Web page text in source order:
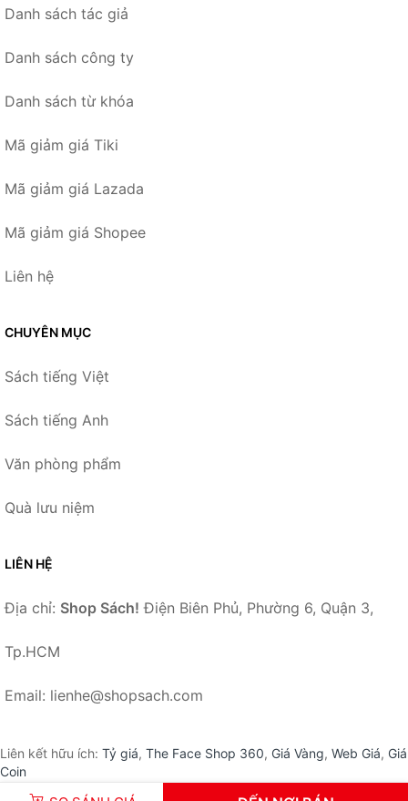
Danh sách tác giả
Danh sách công ty
Danh sách từ khóa
Mã giảm giá Tiki
Mã giảm giá Lazada
Mã giảm giá Shopee
Liên hệ
CHUYÊN MỤC
Sách tiếng Việt
Sách tiếng Anh
Văn phòng phẩm
Quà lưu niệm
LIÊN HỆ
Địa chỉ: Shop Sách! Điện Biên Phủ, Phường 6, Quận 3,
Tp.HCM
Email: lienhe@shopsach.com
Liên kết hữu ích: Tỷ giá, The Face Shop 360, Giá Vàng, Web Giá, Giá
Coin